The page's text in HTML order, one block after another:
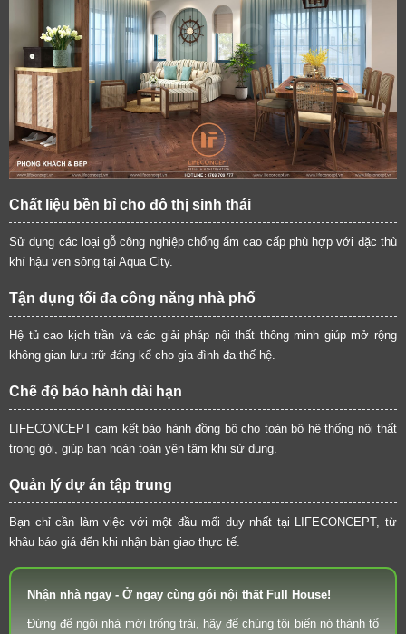
Chất liệu bền bỉ cho đô thị sinh thái
Sử dụng các loại gỗ công nghiệp chống ẩm cao cấp phù hợp với đặc thù
khí hậu ven sông tại Aqua City.
Tận dụng tối đa công năng nhà phố
Hệ tủ cao kịch trần và các giải pháp nội thất thông minh giúp mở rộng
không gian lưu trữ đáng kể cho gia đình đa thế hệ.
Chế độ bảo hành dài hạn
LIFECONCEPT cam kết bảo hành đồng bộ cho toàn bộ hệ thống nội thất
trong gói, giúp bạn hoàn toàn yên tâm khi sử dụng.
Quản lý dự án tập trung
Bạn chỉ cần làm việc với một đầu mối duy nhất tại LIFECONCEPT, từ
khâu báo giá đến khi nhận bàn giao thực tế.
Nhận nhà ngay - Ở ngay cùng gói nội thất Full House!
Đừng để ngôi nhà mới trống trải, hãy để chúng tôi biến nó thành tổ